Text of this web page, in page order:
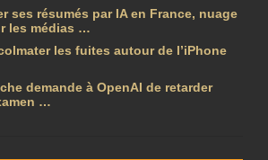
ses résumés par IA en France, nuage
les médias …
les fuites autour de l’iPhone
demande à OpenAI de retarder
…